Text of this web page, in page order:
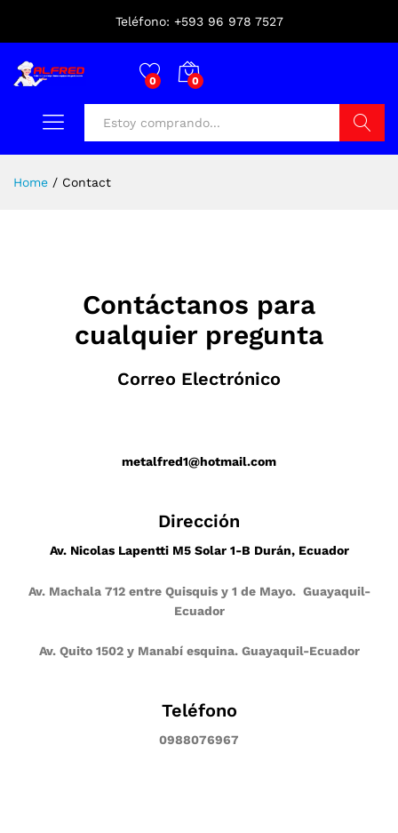
Teléfono: +593 96 978 7527
0 0
Home / Contact
Contáctanos para
cualquier pregunta
Correo Electrónico
metalfred1@hotmail.com
Dirección
Av. Nicolas Lapentti M5 Solar 1-B Durán, Ecuador
Av. Machala 712 entre Quisquis y 1 de Mayo. Guayaquil-
Ecuador
Av. Quito 1502 y Manabí esquina. Guayaquil-Ecuador
Teléfono
0988076967